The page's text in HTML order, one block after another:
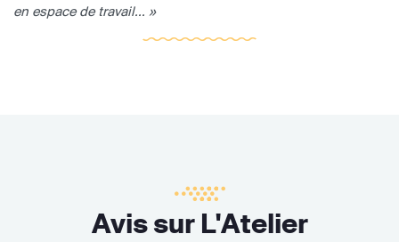
en espace de travail... »
Avis sur L'Atelier